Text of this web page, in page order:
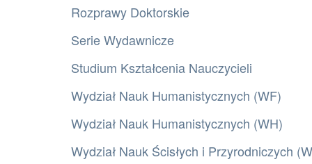
Rozprawy Doktorskie
Serie Wydawnicze
Studium Kształcenia Nauczycieli
Wydział Nauk Humanistycznych (WF)
Wydział Nauk Humanistycznych (WH)
Wydział Nauk Ścisłych i Przyrodniczych